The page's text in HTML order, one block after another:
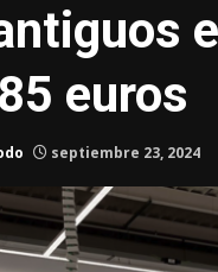
euros
septiembre 23, 2024